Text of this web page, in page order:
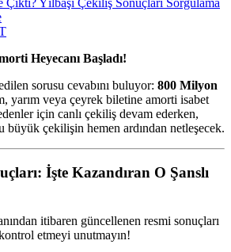
Heyecanı Başladı!
sorusu cevabını buluyor: 800 Milyon
yarım veya çeyrek biletine amorti isabet
için canlı çekiliş devam ederken,
büyük çekilişin hemen ardından netleşecek.
İşte Kazandıran O Şanslı
itibaren güncellenen resmi sonuçları
etmeyi unutmayın!